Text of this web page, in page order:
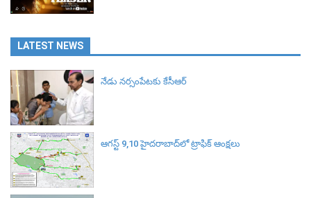
LATEST NEWS
నేడు నర్సంపేటకు కేసీఆర్‌
ఆగస్ట్ 9,10 హైదరాబాద్‌లో ట్రాఫిక్ ఆంక్షలు